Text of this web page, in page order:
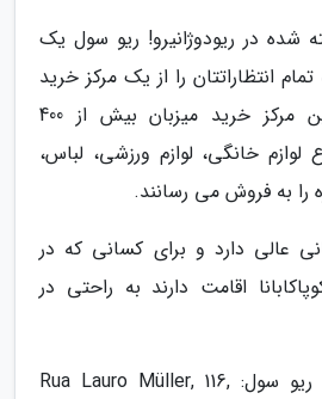
شده در ریودوژانیرو! ریو سول یک
انتظاراتتان را از یک مرکز خرید
برآورده می نماید. این مرکز خرید میزبان بیش از 400
خانگی، لوازم ورزشی، لباس،
به فروش می رسانند.
عالی دارد و برای کسانی که در
اقامت دارند به راحتی در
آدرس مرکز خرید ریو سول: Rua Lauro Müller, 116,